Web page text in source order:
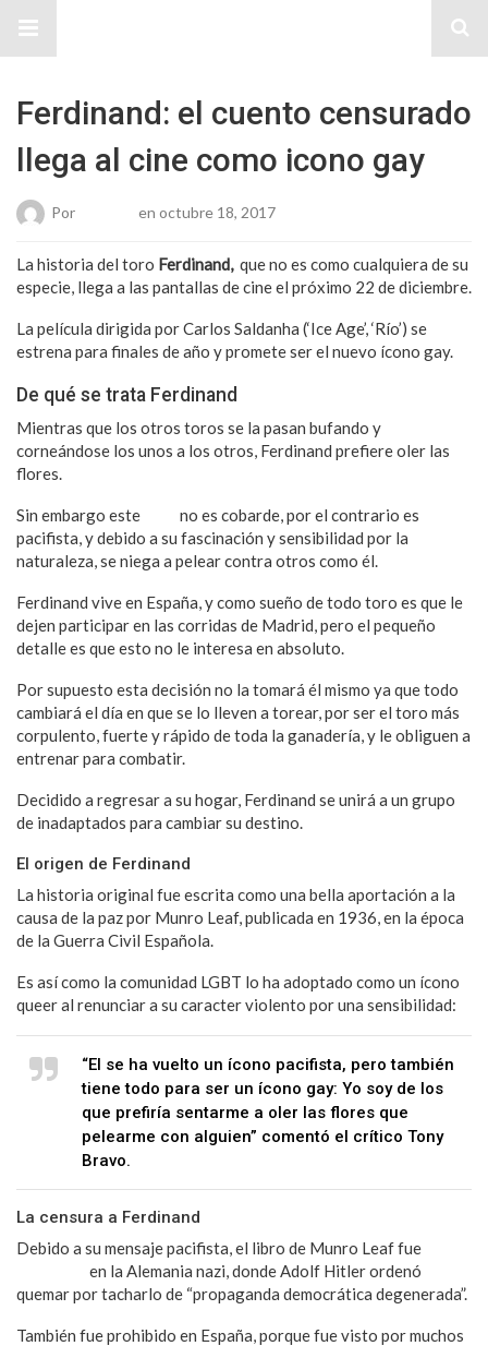
Ferdinand: el cuento censurado
llega al cine como icono gay
Por en octubre 18, 2017
La historia del toro Ferdinand, que no es como cualquiera de su
especie, llega a las pantallas de cine el próximo 22 de diciembre.
La película dirigida por Carlos Saldanha (‘Ice Age’, ‘Río’) se
estrena para finales de año y promete ser el nuevo ícono gay.
De qué se trata Ferdinand
Mientras que los otros toros se la pasan bufando y
corneándose los unos a los otros, Ferdinand prefiere oler las
flores.
Sin embargo este
no es cobarde, por el contrario es
pacifista, y debido a su fascinación y sensibilidad por la
naturaleza, se niega a pelear contra otros como él.
Ferdinand vive en España, y como sueño de todo toro es que le
dejen participar en las corridas de Madrid, pero el pequeño
detalle es que esto no le interesa en absoluto.
Por supuesto esta decisión no la tomará él mismo ya que todo
cambiará el día en que se lo lleven a torear, por ser el toro más
corpulento, fuerte y rápido de toda la ganadería, y le obliguen a
entrenar para combatir.
Decidido a regresar a su hogar, Ferdinand se unirá a un grupo
de inadaptados para cambiar su destino.
El origen de Ferdinand
La historia original fue escrita como una bella aportación a la
causa de la paz por Munro Leaf, publicada en 1936, en la época
de la Guerra Civil Española.
Es así como la comunidad LGBT lo ha adoptado como un ícono
queer al renunciar a su caracter violento por una sensibilidad:
“El se ha vuelto un ícono pacifista, pero también
tiene todo para ser un ícono gay: Yo soy de los
que prefiría sentarme a oler las flores que
pelearme con alguien” comentó el crítico Tony
Bravo.
La censura a Ferdinand
Debido a su mensaje pacifista, el libro de Munro Leaf fue
en la Alemania nazi, donde Adolf Hitler ordenó
quemar por tacharlo de “propaganda democrática degenerada”.
También fue prohibido en España, porque fue visto por muchos